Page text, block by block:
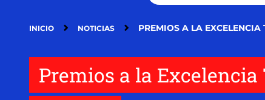
INICIO NOTICIAS PREMIOS A LA
Premios a la